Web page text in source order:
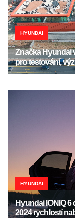
HYUNDAI
Značka Hyundai
pro testování,
HYUNDAI
Hyundai IONIQ
2024 rychlostí